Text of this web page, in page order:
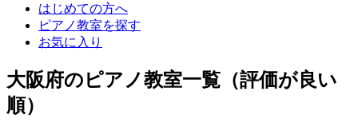
はじめての方へ
ピアノ教室を探す
お気に入り
大阪府のピアノ教室一覧（評価が良い
順）